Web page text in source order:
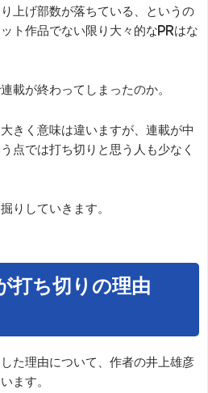
上げ部数が落ちている、というの
ト作品でない限り大々的なPRはな
載が終わってしまったのか。
きく意味は違いますが、連載が中
点では打ち切りと思う人も少なく
りしていきます。
打ち切りの理由
た理由について、作者の井上雄彦
ます。